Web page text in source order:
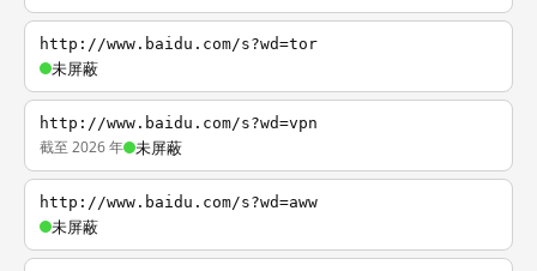
http://www.baidu.com/s?wd=tor
未屏蔽
http://www.baidu.com/s?wd=vpn
截至 2026 年 未屏蔽
http://www.baidu.com/s?wd=aww
未屏蔽